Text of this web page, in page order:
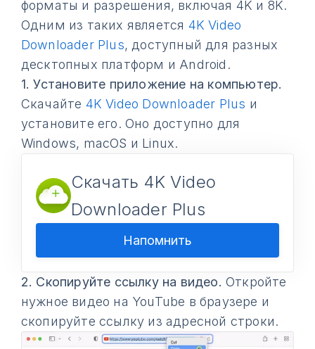
форматы и разрешения, включая 4K и 8K.
Одним из таких является 4K Video
Downloader Plus, доступный для разных
десктопных платформ и Android.
1. Установите приложение на компьютер.
Скачайте 4K Video Downloader Plus и
установите его. Оно доступно для
Windows, macOS и Linux.
Скачать 4K Video
Downloader Plus
Напомнить
2. Скопируйте ссылку на видео. Откройте
нужное видео на YouTube в браузере и
скопируйте ссылку из адресной строки.